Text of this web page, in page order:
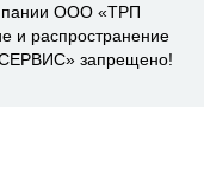
ООО «ТРП
и распространение
запрещено!